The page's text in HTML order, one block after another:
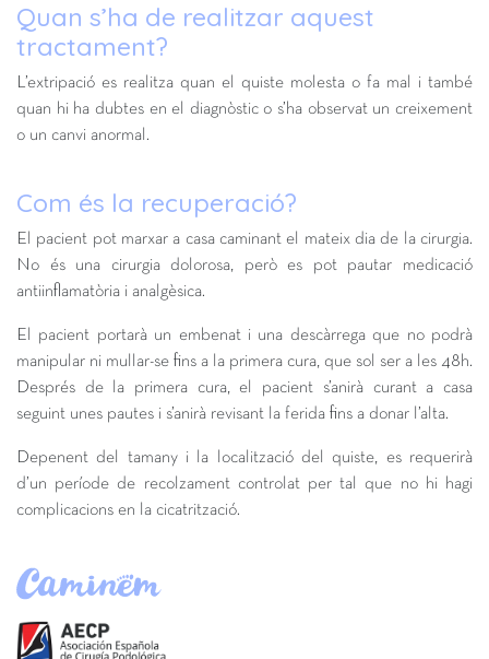
Quan s’ha de realitzar aquest
tractament?
L’extripació es realitza quan el quiste molesta o fa mal i també
quan hi ha dubtes en el diagnòstic o s’ha observat un creixement
o un canvi anormal.
Com és la recuperació?
El pacient pot marxar a casa caminant el mateix dia de la cirurgia.
No és una cirurgia dolorosa, però es pot pautar medicació
antiinflamatòria i analgèsica.
El pacient portarà un embenat i una descàrrega que no podrà
manipular ni mullar-se fins a la primera cura, que sol ser a les 48h.
Després de la primera cura, el pacient s’anirà curant a casa
seguint unes pautes i s’anirà revisant la ferida fins a donar l’alta.
Depenent del tamany i la localització del quiste, es requerirà
d’un període de recolzament controlat per tal que no hi hagi
complicacions en la cicatrització.